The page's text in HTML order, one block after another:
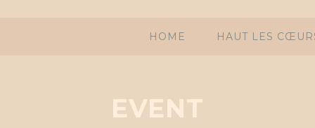
HOME HAUT LES
EVENT